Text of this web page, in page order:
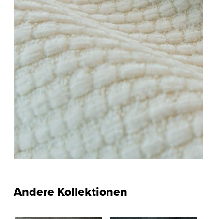
Andere Kollektionen